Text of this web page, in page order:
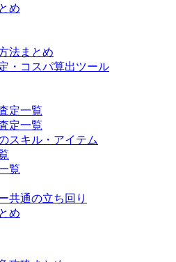
め
法まとめ
・コスパ算出ツール
定一覧
定一覧
スキル・アイテム
覧
共通の立ち回り
め